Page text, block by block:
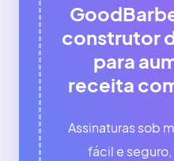
construtor
para
receita
Assinaturas sob
fácil e